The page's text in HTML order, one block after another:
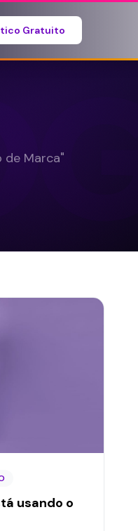
Gratuito
Marca"
usando o